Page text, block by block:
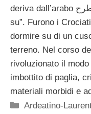
deriva dall’arabo مطرح e significa “gettare” e “posarsi
su”. Furono i
dormire su di un
terreno. Nel corso
rivoluzionato il
imbottito di paglia,
materiali morbidi e
Categorie
Ardeatino-